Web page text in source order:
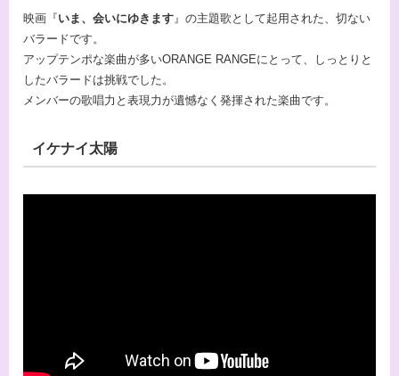
映画『いま、会いにゆきます 』の主題歌として起用された、切ない
バラードです。
アップテンポな楽曲が多いORANGE RANGEにとって、しっとりと
したバラードは挑戦でした。
メンバーの歌唱力と表現力が遺憾なく発揮された楽曲です。
イケナイ太陽